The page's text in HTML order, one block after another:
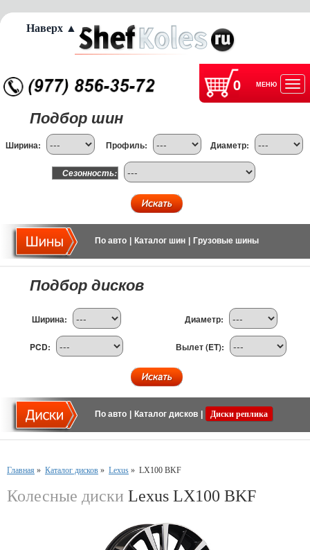
0 МЕНЮ
Подбор шин
Ширина: Профиль: Диаметр:
Сезонность:
По авто Каталог шин Грузовые шины
Подбор дисков
Ширина: Диаметр:
PCD: Вылет (ET):
По авто Каталог дисков Диски реплика
Главная » Каталог дисков » Lexus » LX100 BKF
Колесные диски Lexus LX100 BKF
Наверх ▲